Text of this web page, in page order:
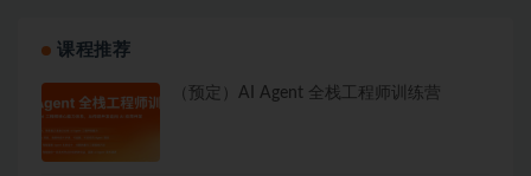
课程推荐
（预定）AI Agent 全栈工程师训练营